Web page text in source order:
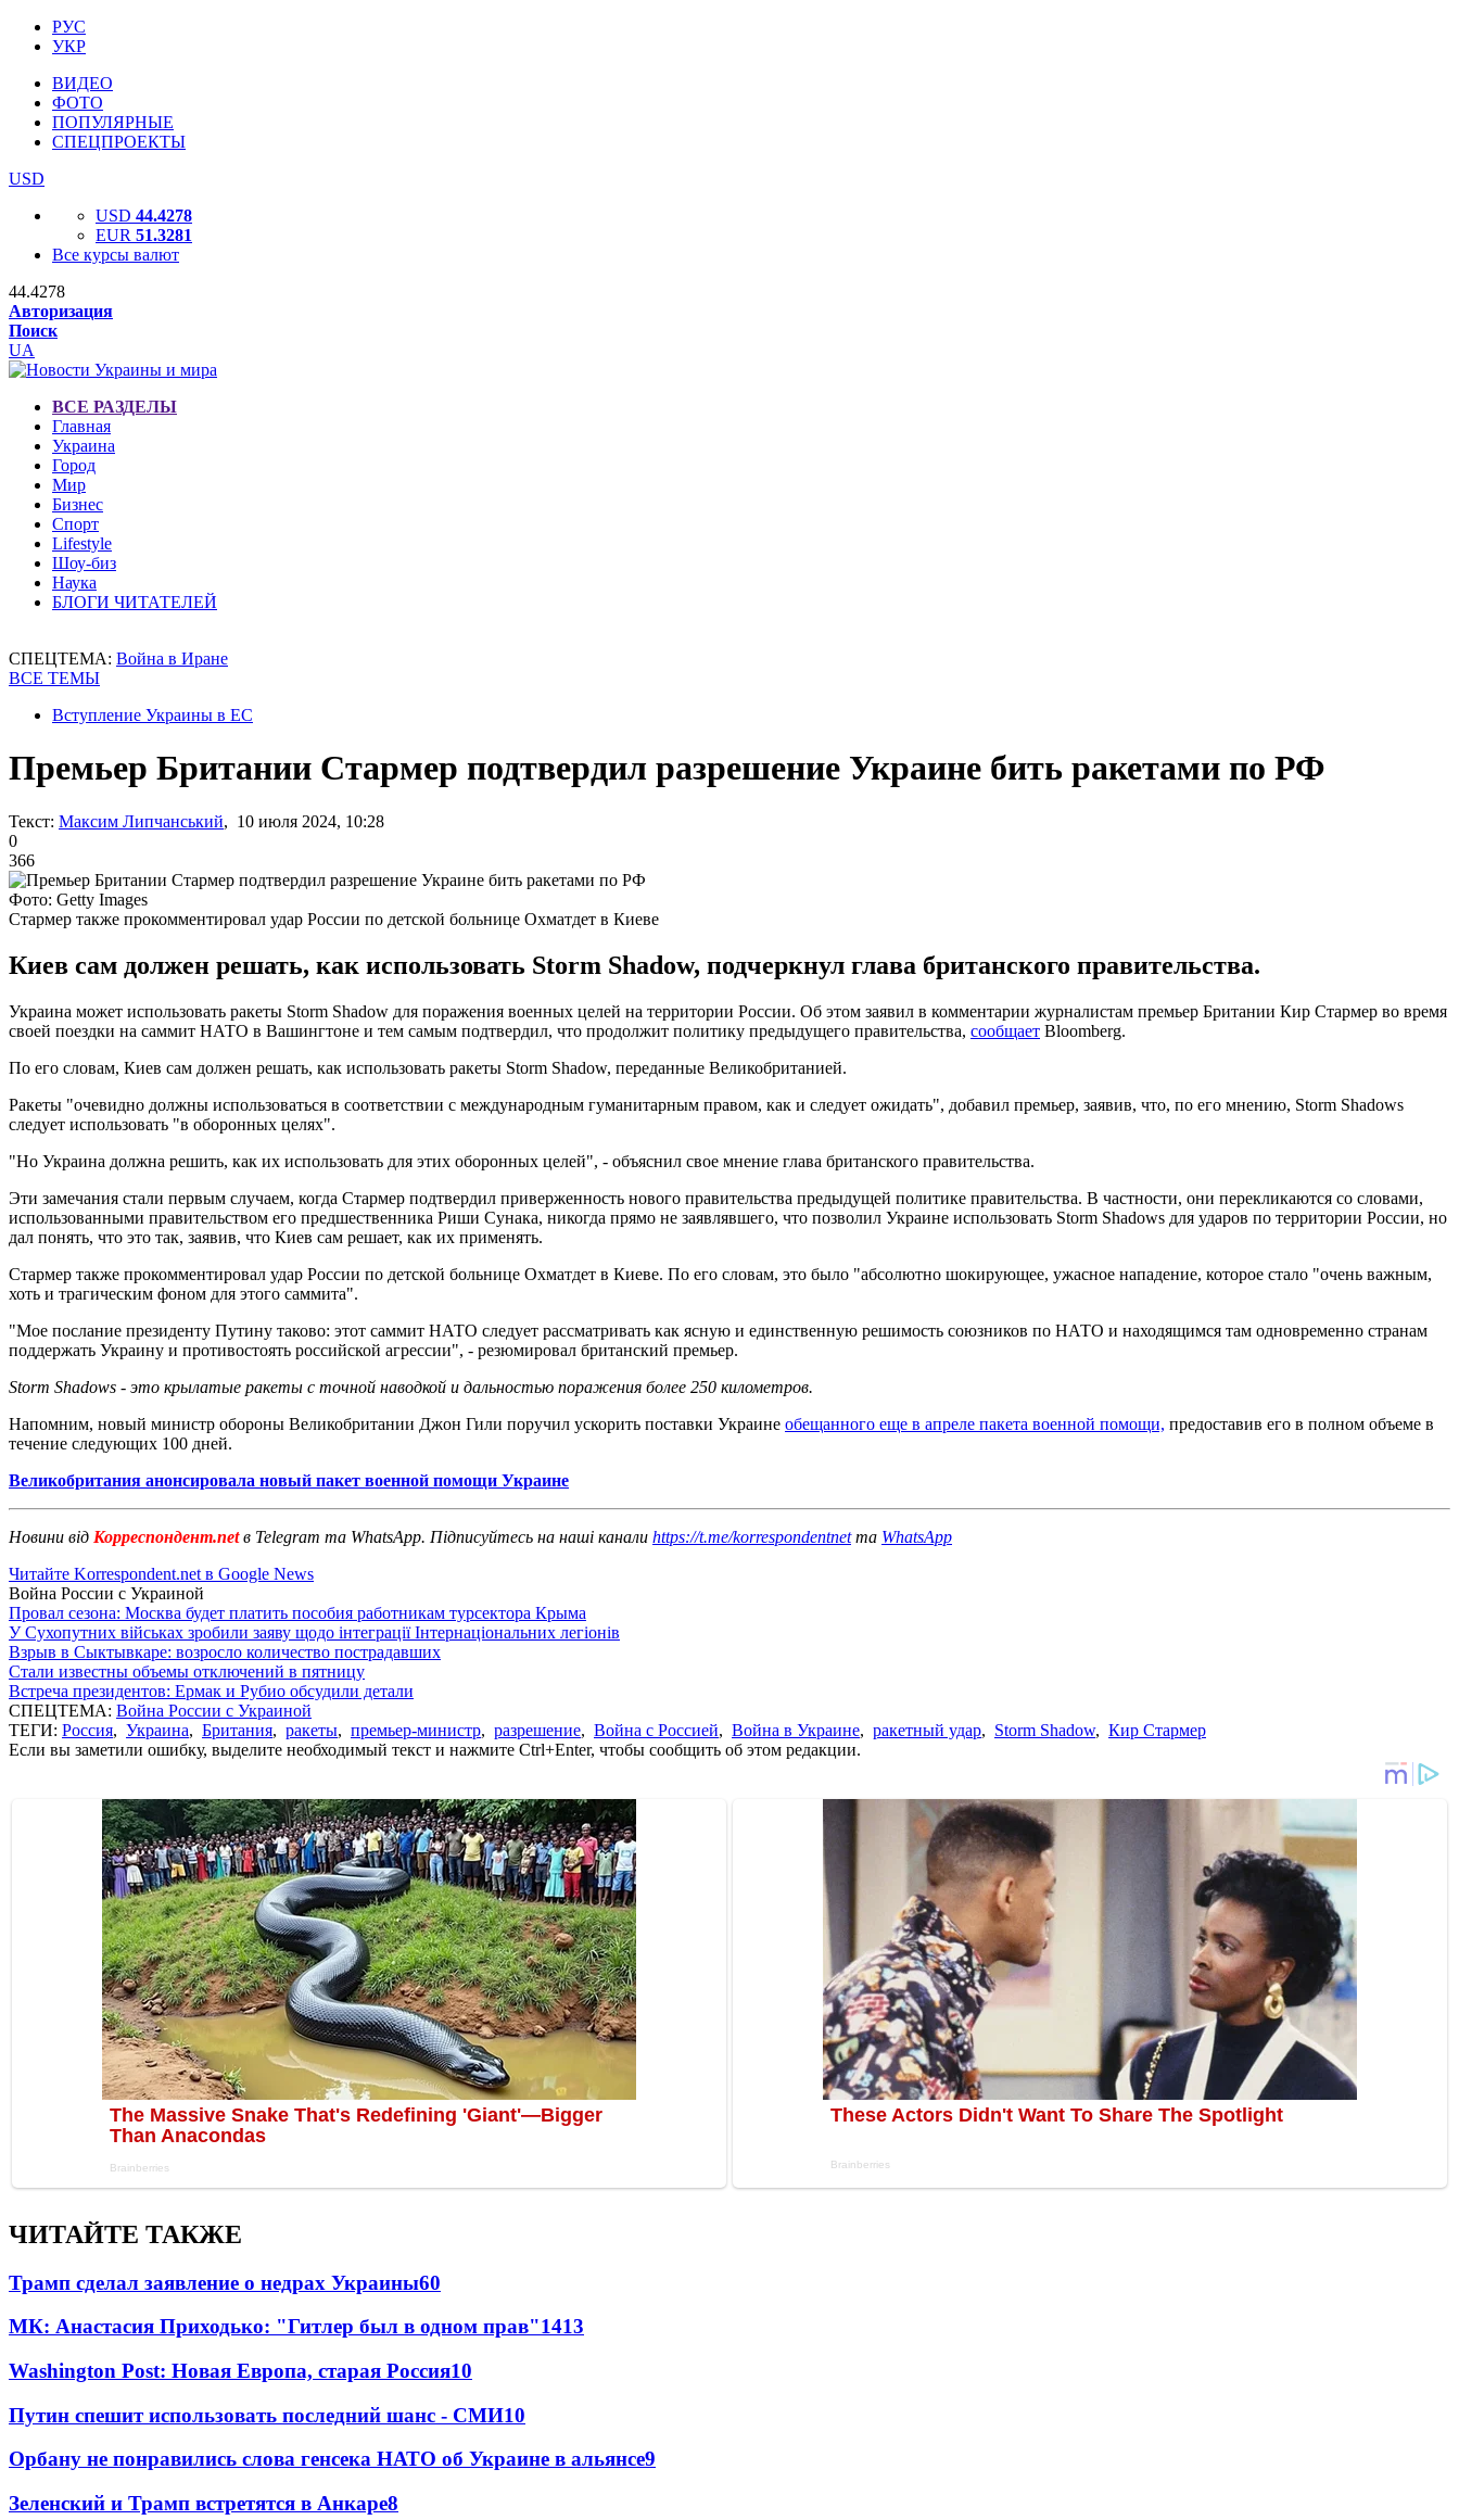
РУС
УКР
ВИДЕО
ФОТО
ПОПУЛЯРНЫЕ
СПЕЦПРОЕКТЫ
USD
USD 44.4278
EUR 51.3281
Все курсы валют
44.4278
Авторизация
Поиск
UA
ВСЕ РАЗДЕЛЫ
Главная
Украина
Город
Мир
Бизнес
Спорт
Lifestyle
Шоу-биз
Наука
БЛОГИ ЧИТАТЕЛЕЙ
СПЕЦТЕМА: Война в Иране
ВСЕ ТЕМЫ
Вступление Украины в ЕС
Премьер Британии Стармер подтвердил разрешение Украине бить ракетами по РФ
Текст: Максим Липчанський, 10 июля 2024, 10:28
0
366
Фото: Getty Images
Стармер также прокомментировал удар России по детской больнице Охматдет в Киеве
Киев сам должен решать, как использовать Storm Shadow, подчеркнул глава британского правительства.
Украина может использовать ракеты Storm Shadow для поражения военных целей на территории России. Об этом заявил в комментарии журналистам премьер Британии Кир Стармер во время
своей поездки на саммит НАТО в Вашингтоне и тем самым подтвердил, что продолжит политику предыдущего правительства, сообщает Bloomberg.
По его словам, Киев сам должен решать, как использовать ракеты Storm Shadow, переданные Великобританией.
Ракеты "очевидно должны использоваться в соответствии с международным гуманитарным правом, как и следует ожидать", добавил премьер, заявив, что, по его мнению, Storm Shadows
следует использовать "в оборонных целях".
"Но Украина должна решить, как их использовать для этих оборонных целей", - объяснил свое мнение глава британского правительства.
Эти замечания стали первым случаем, когда Стармер подтвердил приверженность нового правительства предыдущей политике правительства. В частности, они перекликаются со словами,
использованными правительством его предшественника Риши Сунака, никогда прямо не заявлявшего, что позволил Украине использовать Storm Shadows для ударов по территории России, но
дал понять, что это так, заявив, что Киев сам решает, как их применять.
Стармер также прокомментировал удар России по детской больнице Охматдет в Киеве. По его словам, это было "абсолютно шокирующее, ужасное нападение, которое стало "очень важным,
хоть и трагическим фоном для этого саммита".
"Мое послание президенту Путину таково: этот саммит НАТО следует рассматривать как ясную и единственную решимость союзников по НАТО и находящимся там одновременно странам
поддержать Украину и противостоять российской агрессии", - резюмировал британский премьер.
Storm Shadows - это крылатые ракеты с точной наводкой и дальностью поражения более 250 километров.
Напомним, новый министр обороны Великобритании Джон Гили поручил ускорить поставки Украине обещанного еще в апреле пакета военной помощи, предоставив его в полном объеме в
течение следующих 100 дней.
Великобритания анонсировала новый пакет военной помощи Украине
Новини від Корреспондент.netв Telegram та WhatsApp. Підписуйтесь на наші канали https://t.me/korrespondentnetта WhatsApp
Читайте Korrespondent.net в Google News
Война России с Украиной
Провал сезона: Москва будет платить пособия работникам турсектора Крыма
У Сухопутних військах зробили заяву щодо інтеграції Інтернаціональних легіонів
Взрыв в Сыктывкаре: возросло количество пострадавших
Стали известны объемы отключений в пятницу
Встреча президентов: Ермак и Рубио обсудили детали
СПЕЦТЕМА: Война России с Украиной
ТЕГИ: Россия, Украина, Британия, ракеты, премьер-министр, разрешение, Война с Россией, Война в Украине, ракетный удар, Storm Shadow, Кир Стармер
Если вы заметили ошибку, выделите необходимый текст и нажмите Ctrl+Enter, чтобы сообщить об этом редакции.
ЧИТАЙТЕ ТАКЖЕ
Трамп сделал заявление о недрах Украины60
МК: Анастасия Приходько: "Гитлер был в одном прав"1413
Washington Post: Новая Европа, старая Россия10
Путин спешит использовать последний шанс - СМИ10
Орбану не понравились слова генсека НАТО об Украине в альянсе9
Зеленский и Трамп встретятся в Анкаре8